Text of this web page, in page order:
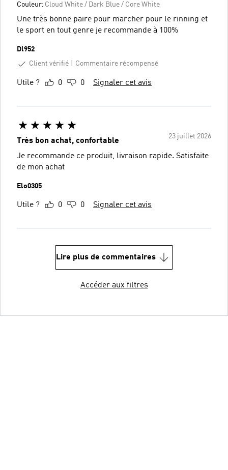
Couleur: Cloud White / Dark Blue / Core White
Une très bonne paire pour marcher pour le rinning et
le sport en tout genre je recommande à 100%
Dl952
Client vérifié
Commentaire récompensé
Utile ? 0 0 Signaler cet avis
23 juillet 2026
Très bon achat, confortable
Je recommande ce produit, livraison rapide. Satisfaite
de mon achat
Elo0305
Utile ? 0 0 Signaler cet avis
Lire plus de commentaires
Accéder aux filtres